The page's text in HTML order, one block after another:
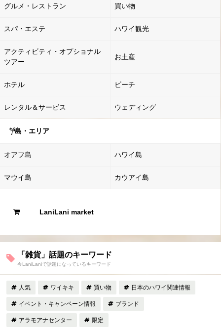
グルメ・レストラン 買い物
スパ・エステ ハワイ観光
アクティビティ・オプショナル
ツアー
お土産
ホテル ビーチ
レンタル＆サービス ウェディング
島・エリア
オアフ島 ハワイ島
マウイ島 カウアイ島
LaniLani market
「雑貨」話題のキーワード
今LaniLaniで話題になっているキーワード
人気 ワイキキ 買い物 日本のハワイ関連情報
イベント・キャンペーン情報 ブランド
アラモアナセンター 限定